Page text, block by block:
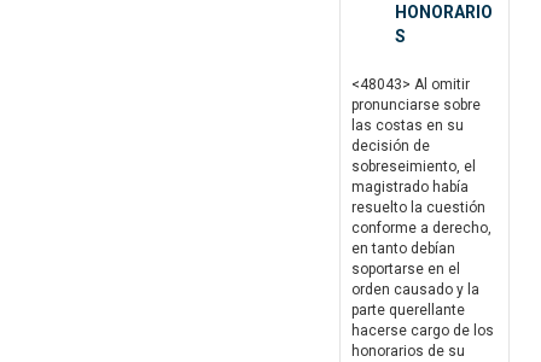
HONORARIO
S
<48043> Al omitir
pronunciarse sobre
las costas en su
decisión de
sobreseimiento, el
magistrado había
resuelto la cuestión
conforme a derecho,
en tanto debían
soportarse en el
orden causado y la
parte querellante
hacerse cargo de los
honorarios de su